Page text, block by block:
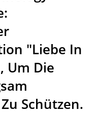
"Liebe In
Um Die
Schützen.